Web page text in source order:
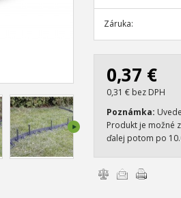
Záruka:
0,37 €
0,31 € bez DPH
Poznámka:
Produkt je možné
ďalej potom po
Poslať e-mailom
Vytlačiť